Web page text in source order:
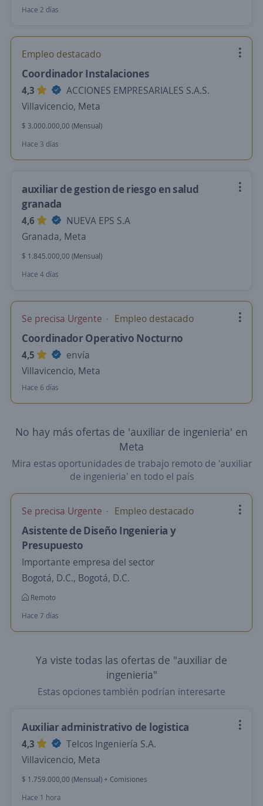
Hace 2 días
Empleo destacado
Coordinador Instalaciones
4,3
ACCIONES EMPRESARIALES S.A.S.
Villavicencio, Meta
$ 3.000.000,00 (Mensual)
Hace 3 días
auxiliar de gestion de riesgo en salud
granada
4,6
NUEVA EPS S.A
Granada, Meta
$ 1.845.000,00 (Mensual)
Hace 4 días
Se precisa Urgente Empleo destacado
Coordinador Operativo Nocturno
4,5
envía
Villavicencio, Meta
Hace 6 días
No hay más ofertas de 'auxiliar de ingenieria' en
Meta
Mira estas oportunidades de trabajo remoto de 'auxiliar
de ingenieria' en todo el país
Se precisa Urgente Empleo destacado
Asistente de Diseño Ingenieria y
Presupuesto
Importante empresa del sector
Bogotá, D.C., Bogotá, D.C.
Remoto
Hace 7 días
Ya viste todas las ofertas de "auxiliar de
ingenieria"
Estas opciones también podrían interesarte
Auxiliar administrativo de logistica
4,3
Telcos Ingeniería S.A.
Villavicencio, Meta
$ 1.759.000,00 (Mensual) + Comisiones
Hace 1 hora